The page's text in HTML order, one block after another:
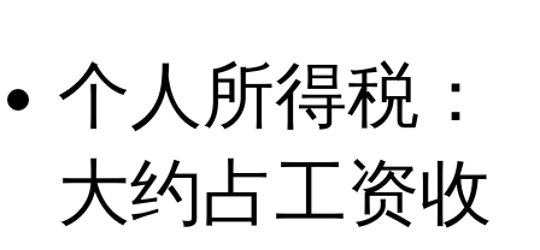
个人所得税：
大约占工资收